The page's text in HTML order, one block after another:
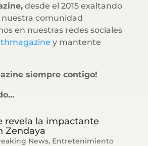
desde el 2015 exaltando
nuestra comunidad
en nuestras redes sociales
y mantente
siempre contigo!
revela la impactante
Zendaya
News, Entretenimiento